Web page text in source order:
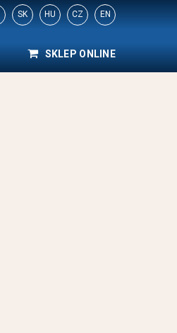
SK HU CZ EN
SKLEP ONLINE